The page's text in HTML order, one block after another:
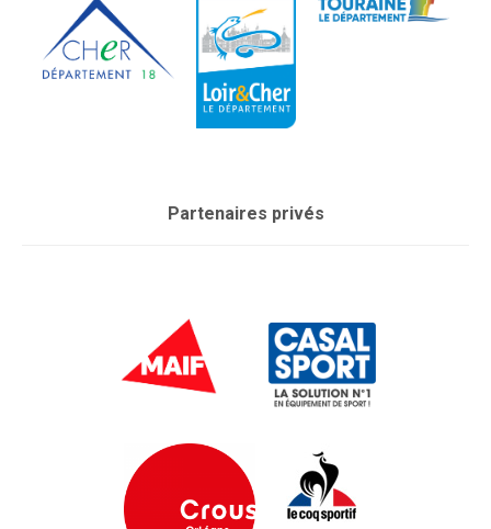
Partenaires privés